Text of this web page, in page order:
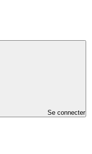
Se connecter